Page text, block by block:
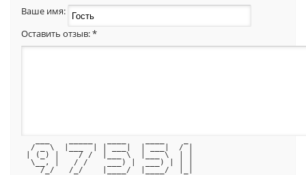
Ваше имя:
Оставить отзыв:*
  / _ \  |___  | | ___|  | ___|  / |
| (_) |    / /  |___ \  |___ \  | |
  \__, |   / /    ___) |  ___) | | |
    /_/   /_/    |____/  |____/  |_|